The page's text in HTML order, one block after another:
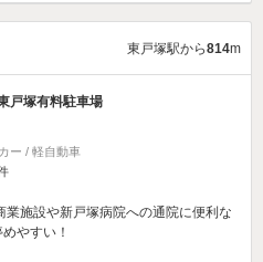
東戸塚駅から814m
戸塚有料駐車場
ー / 軽自動車
施設や新戸塚病院への通院に便利な
やすい！